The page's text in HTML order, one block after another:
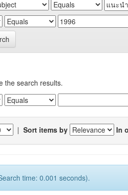
the search results.
| Sort items by In
time: 0.001 seconds).